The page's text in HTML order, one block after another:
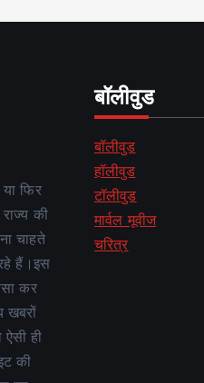
फिर
की
चाहते
हैं।इस
कर
खबरों
ही
की
बॉलीवुड
बॉलीवुड
हॉलीवुड
टॉलीवुड
मार्वल मूवीज
चरित्र